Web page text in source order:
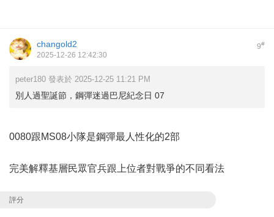
9#
changold2
2025-12-26 12:42:30
peter180 發表於 2025-12-25 11:21 PM
別人過聖誕節，鋼彈迷過巴尼紀念日 07
0080跟MS08小隊是鋼彈最人性化的2部
完美解釋基層民眾官兵跟上位者對戰爭的不同看法
評分